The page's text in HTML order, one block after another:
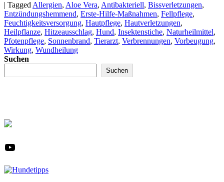
| Tagged Allergien, Aloe Vera, Antibakteriell, Bissverletzungen,
Entzündungshemmend, Erste-Hilfe-Maßnahmen, Fellpflege,
Feuchtigkeitsversorgung, Hautpflege, Hautverletzungen,
Heilpflanze, Hitzeausschlag, Hund, Insektenstiche, Naturheilmittel,
Pfotenpflege, Sonnenbrand, Tierarzt, Verbrennungen, Vorbeugung,
Wirkung, Wundheilung
Suchen
Suchen
YouTube